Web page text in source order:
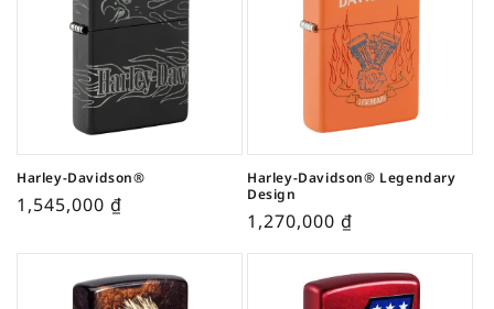
Harley-Davidson®
1,545,000 ₫
Harley-Davidson® Legendary
Design
1,270,000 ₫